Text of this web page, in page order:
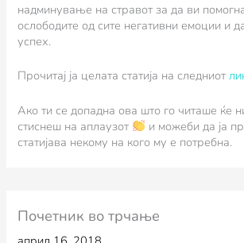
надминување на стравот за да ви
ослободите од сите негативни емоции и
успех.
Прочитај ја целата статија на следниот
Ако ти се допадна ова што го читаше ќе
стиснеш на аплаузот
и можеби да ја
статијава некому на кого му е потребна.
Почетник во трчање